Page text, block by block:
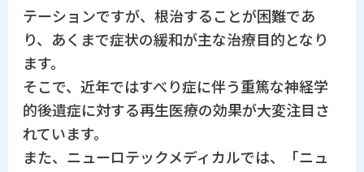
テーションですが、根治することが困難であ
り、あくまで症状の緩和が主な治療目的となり
ます。
そこで、近年ではすべり症に伴う重篤な神経学
的後遺症に対する再生医療の効果が大変注目さ
れています。
また、ニューロテックメディカルでは、「ニュ